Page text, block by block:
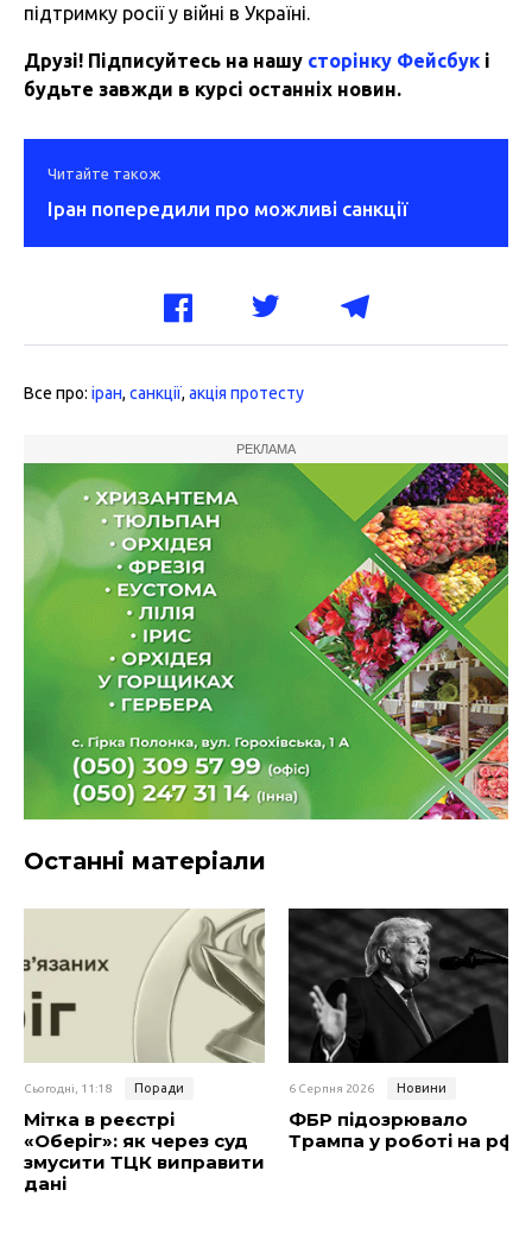
підтримку росії у війні в Україні.
Друзі! Підписуйтесь на нашу сторінку Фейсбук і
будьте завжди в курсі останніх новин.
Читайте також
Іран попередили про можливі санкції
Все про: іран, санкції, акція протесту
РЕКЛАМА
Останні матеріали
Сьогодні, 11:18 Поради
Мітка в реєстрі
«Оберіг»: як через суд
змусити ТЦК виправити
дані
6 Серпня 2026 Новини
ФБР підозрювало
Трампа у роботі на рф